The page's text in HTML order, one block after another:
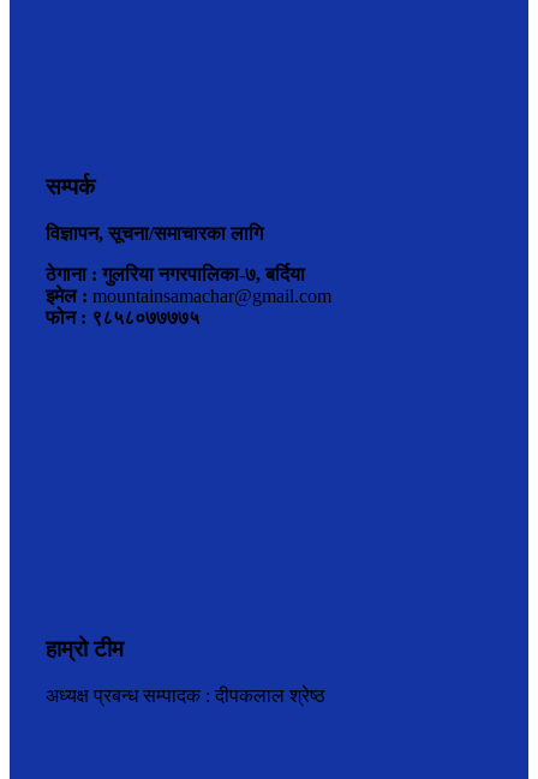
सम्पर्क
विज्ञापन, सूचना/समाचारका लागि
ठेगाना : गुलरिया नगरपालिका-७, बर्दिया
इमेल : mountainsamachar@gmail.com
फोन : ९८५८०७७७७५
हाम्रो टीम
अध्यक्ष प्रबन्ध सम्पादक : दीपकलाल श्रेष्ठ